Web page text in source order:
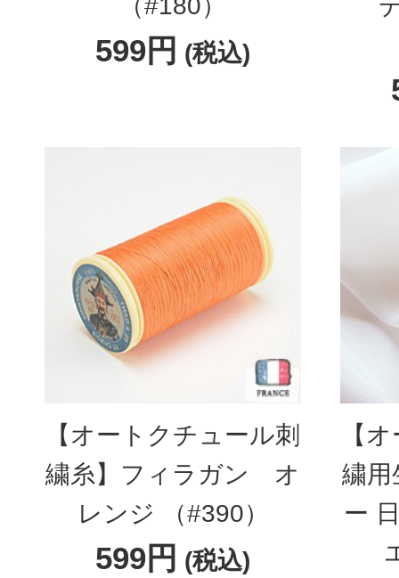
599円 (税込)
【オートクチュール刺
繍糸】フィラガン オ
レンジ （#390）
599円 (税込)
【
繍用
ー